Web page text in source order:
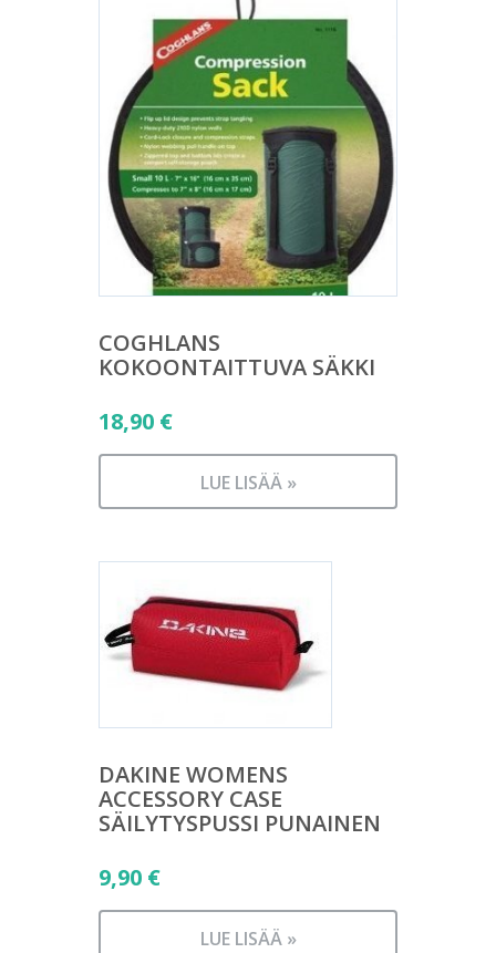
COGHLANS
KOKOONTAITTUVA SÄKKI
18,90 €
LUE LISÄÄ »
DAKINE WOMENS
ACCESSORY CASE
SÄILYTYSPUSSI PUNAINEN
9,90 €
LUE LISÄÄ »